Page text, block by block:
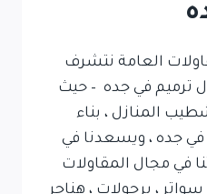
العامة نتشرف
ترميم في جده – حيث
المنازل ، بناء
في جده ، ويسعدنا في
في مجال المقاولات
، برجولات ، هناجر